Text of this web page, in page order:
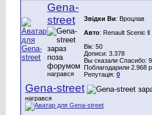
Gena-
street
награвся
Звідки Ви: Вроцлав
Авто: Renault Scenic
Вік: 50
Дописи: 3.378
Вы сказали Спасибо:
Поблагодарили 2.968
Репутація: 0
Gena-street
награвся